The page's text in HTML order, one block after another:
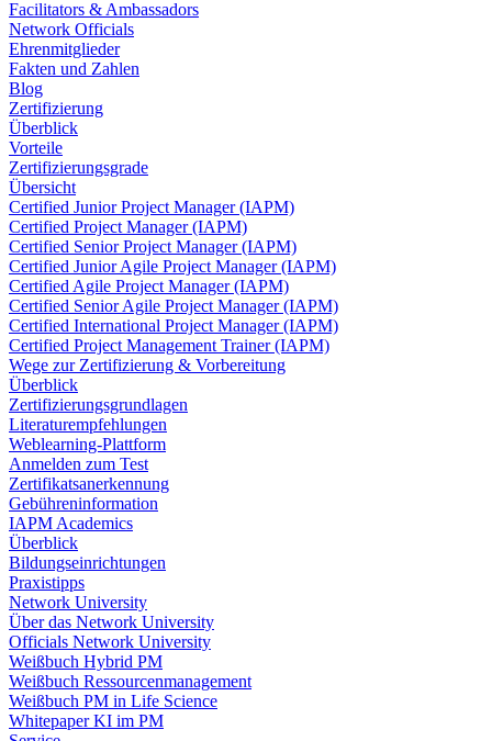
Facilitators & Ambassadors
Network Officials
Ehrenmitglieder
Fakten und Zahlen
Blog
Zertifizierung
Überblick
Vorteile
Zertifizierungsgrade
Übersicht
Certified Junior Project Manager (IAPM)
Certified Project Manager (IAPM)
Certified Senior Project Manager (IAPM)
Certified Junior Agile Project Manager (IAPM)
Certified Agile Project Manager (IAPM)
Certified Senior Agile Project Manager (IAPM)
Certified International Project Manager (IAPM)
Certified Project Management Trainer (IAPM)
Wege zur Zertifizierung & Vorbereitung
Überblick
Zertifizierungsgrundlagen
Literaturempfehlungen
Weblearning-Plattform
Anmelden zum Test
Zertifikatsanerkennung
Gebühreninformation
IAPM Academics
Überblick
Bildungseinrichtungen
Praxistipps
Network University
Über das Network University
Officials Network University
Weißbuch Hybrid PM
Weißbuch Ressourcenmanagement
Weißbuch PM in Life Science
Whitepaper KI im PM